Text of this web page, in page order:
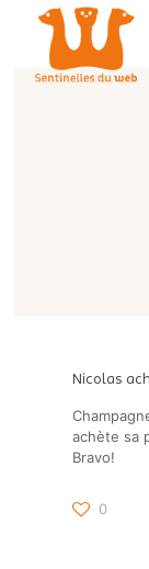
Nicolas
achète sa
Bravo!
0